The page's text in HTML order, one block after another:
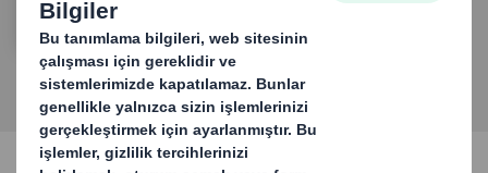
FAZLA BILGI EDININ